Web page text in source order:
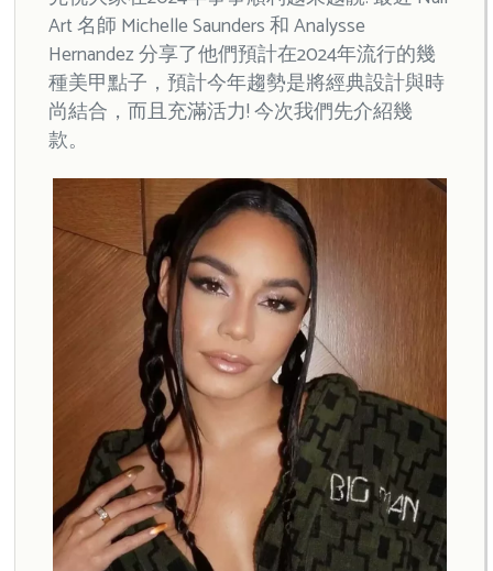
Art 名師 Michelle Saunders 和 Analysse
Hernandez 分享了他們預計在2024年流行的幾
種美甲點子，預計今年趨勢是將經典設計與時
尚結合，而且充滿活力! 今次我們先介紹幾
款。